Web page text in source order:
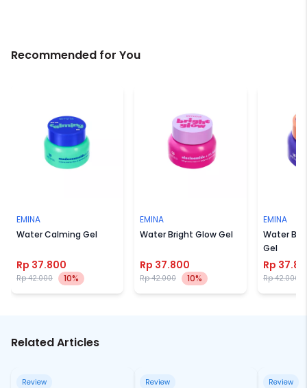
Recommended for You
EMINA
Water Calming Gel
Rp 37.800
Rp 42.000 10%
EMINA
Water Bright Glow Gel
Rp 37.800
Rp 42.000 10%
EMINA
Water
Gel
Rp
Rp 42.000
Related Articles
Review Review Review